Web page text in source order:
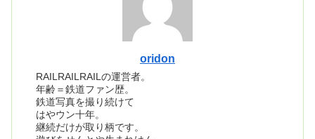
oridon
RAILRAILRAILの運営者。
年齢＝鉄道ファン歴。
鉄道写真を撮り続けて
はやウン十年。
継続だけが取り柄です。